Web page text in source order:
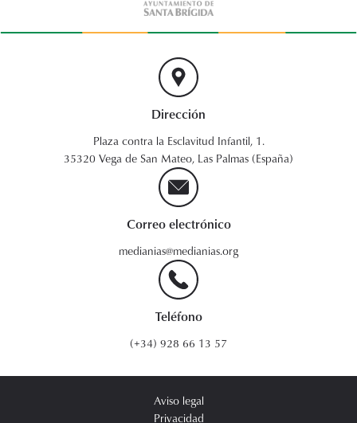
Dirección
Plaza contra la Esclavitud Infantil, 1.
35320 Vega de San Mateo, Las Palmas (España)
Correo electrónico
medianias@medianias.org
Teléfono
(+34) 928 66 13 57
Aviso legal
Privacidad